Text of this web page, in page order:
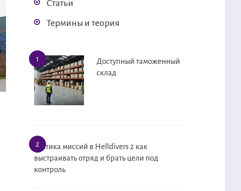
Статьи
Термины и теория
Доступный таможенный
склад
Тактика миссий в Helldivers 2 как
выстраивать отряд и брать цели под
контроль